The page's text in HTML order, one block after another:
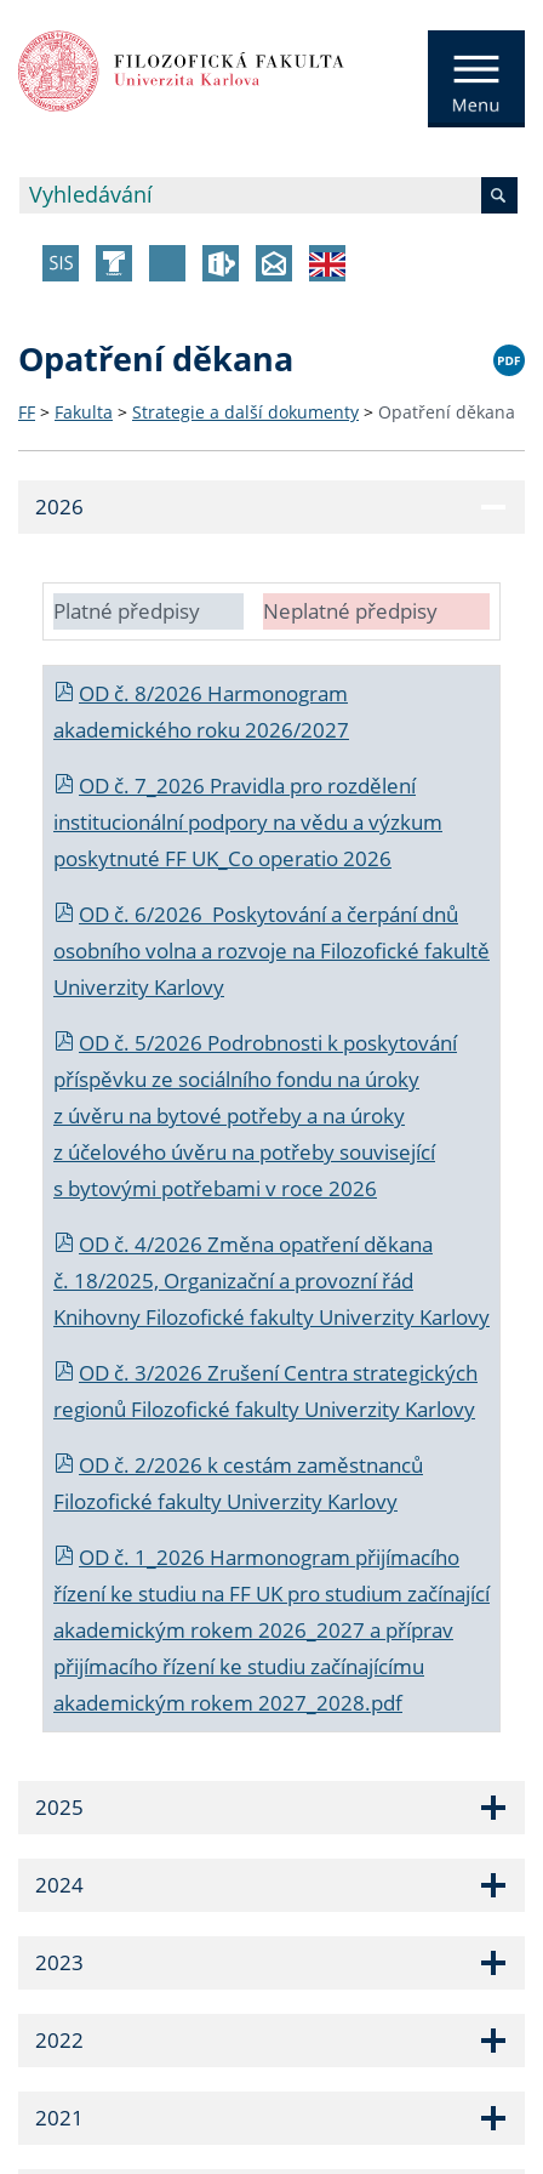
Opatření děkana
FF > Fakulta > Strategie a další dokumenty > Opatření děkana
2026
Platné předpisy Neplatné předpisy
OD č. 8/2026 Harmonogram
akademického roku 2026/2027
OD č. 7_2026 Pravidla pro rozdělení
institucionální podpory na vědu a výzkum
poskytnuté FF UK_Co operatio 2026
OD č. 6/2026 Poskytování a čerpání dnů
osobního volna a rozvoje na Filozofické fakultě
Univerzity Karlovy
OD č. 5/2026 Podrobnosti k poskytování
příspěvku ze sociálního fondu na úroky
z úvěru na bytové potřeby a na úroky
z účelového úvěru na potřeby související
s bytovými potřebami v roce 2026
OD č. 4/2026 Změna opatření děkana
č. 18/2025, Organizační a provozní řád
Knihovny Filozofické fakulty Univerzity Karlovy
OD č. 3/2026 Zrušení Centra strategických
regionů Filozofické fakulty Univerzity Karlovy
OD č. 2/2026 k cestám zaměstnanců
Filozofické fakulty Univerzity Karlovy
OD č. 1_2026 Harmonogram přijímacího
řízení ke studiu na FF UK pro studium začínající
akademickým rokem 2026_2027 a příprav
přijímacího řízení ke studiu začínajícímu
akademickým rokem 2027_2028.pdf
2025
2024
2023
2022
2021